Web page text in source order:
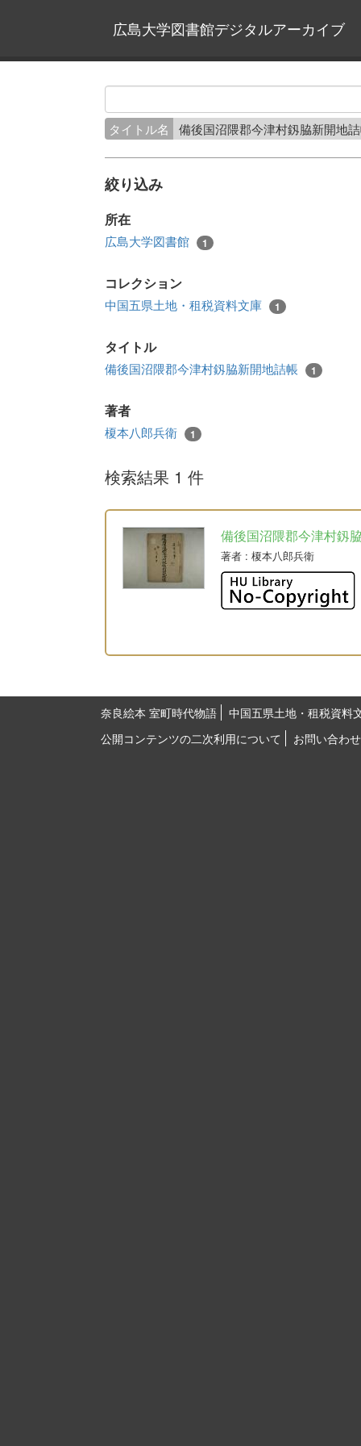
広島大学図書館デジタルアーカイブ
タイトル名 備後国沼隈郡今津村釼脇新開地
絞り込み
所在
広島大学図書館 1
コレクション
中国五県土地・租税資料文庫 1
タイトル
備後国沼隈郡今津村釼脇新開地詰帳 1
著者
榎本八郎兵衛 1
検索結果 1 件
備後国沼隈郡今津村釼
著者 : 榎本八郎兵衛
奈良絵本 室町時代物語
中国五県土地・租税資料
公開コンテンツの二次利用について
お問い合わせ